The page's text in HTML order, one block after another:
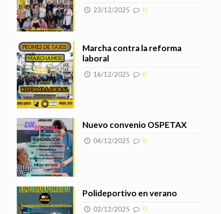
23/12/2025 0
Marcha contra la reforma
laboral
16/12/2025 0
Nuevo convenio OSPETAX
04/12/2025 0
Polideportivo en verano
02/12/2025 0